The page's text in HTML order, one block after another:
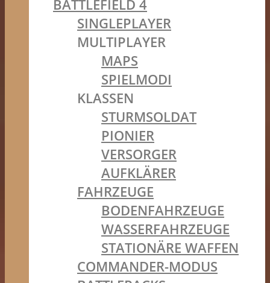
BATTLEFIELD 4
SINGLEPLAYER
MULTIPLAYER
MAPS
SPIELMODI
KLASSEN
STURMSOLDAT
PIONIER
VERSORGER
AUFKLÄRER
FAHRZEUGE
BODENFAHRZEUGE
WASSERFAHRZEUGE
STATIONÄRE WAFFEN
COMMANDER-MODUS